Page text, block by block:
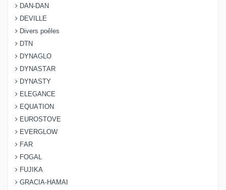
DAN-DAN
DEVILLE
Divers poêles
DTN
DYNAGLO
DYNASTAR
DYNASTY
ELEGANCE
EQUATION
EUROSTOVE
EVERGLOW
FAR
FOGAL
FUJIKA
GRACIA-HAMAI